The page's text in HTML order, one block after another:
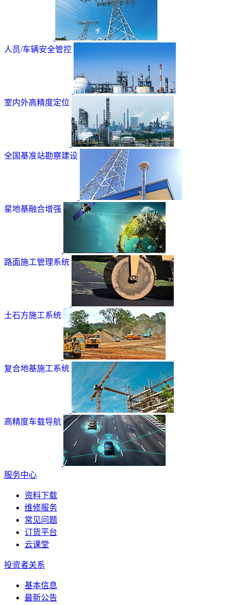
人员/车辆安全管控
室内外高精度定位
全国基准站勘察建设
星地基融合增强
路面施工管理系统
土石方施工系统
复合地基施工系统
高精度车载导航
服务中心
资料下载
维修服务
常见问题
订货平台
云课堂
投资者关系
基本信息
最新公告